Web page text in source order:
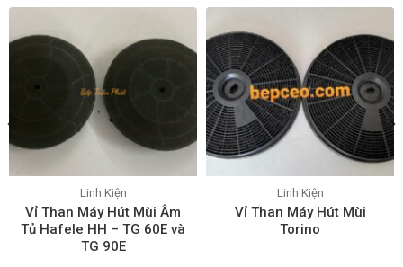
Linh Kiện
Vỉ Than Máy Hút Mùi Âm
Tủ Hafele HH – TG 60E và
TG 90E
Linh Kiện
Vỉ Than Máy Hút Mùi
Torino